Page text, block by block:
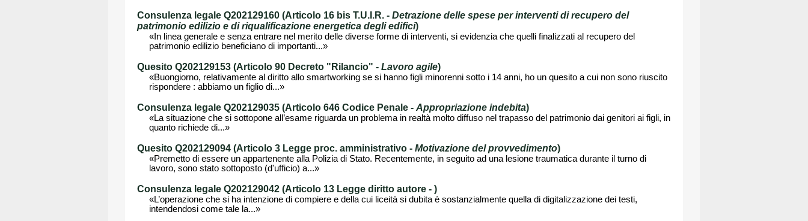
Consulenza legale Q202129160 (Articolo 16 bis T.U.I.R. - Detrazione delle spese per interventi di recupero del
patrimonio edilizio e di riqualificazione energetica degli edifici)
«In linea generale e senza entrare nel merito delle diverse forme di interventi, si evidenzia che quelli finalizzati al recupero del
patrimonio edilizio beneficiano di importanti...»
Quesito Q202129153 (Articolo 90 Decreto "Rilancio" - Lavoro agile)
«Buongiorno, relativamente al diritto allo smartworking se si hanno figli minorenni sotto i 14 anni, ho un quesito a cui non sono riuscito
rispondere : abbiamo un figlio di...»
Consulenza legale Q202129035 (Articolo 646 Codice Penale - Appropriazione indebita)
«La situazione che si sottopone all’esame riguarda un problema in realtà molto diffuso nel trapasso del patrimonio dai genitori ai figli, in
quanto richiede di...»
Quesito Q202129094 (Articolo 3 Legge proc. amministrativo - Motivazione del provvedimento)
«Premetto di essere un appartenente alla Polizia di Stato. Recentemente, in seguito ad una lesione traumatica durante il turno di
lavoro, sono stato sottoposto (d'ufficio) a...»
Consulenza legale Q202129042 (Articolo 13 Legge diritto autore - )
«L’operazione che si ha intenzione di compiere e della cui liceità si dubita è sostanzialmente quella di digitalizzazione dei testi,
intendendosi come tale la...»